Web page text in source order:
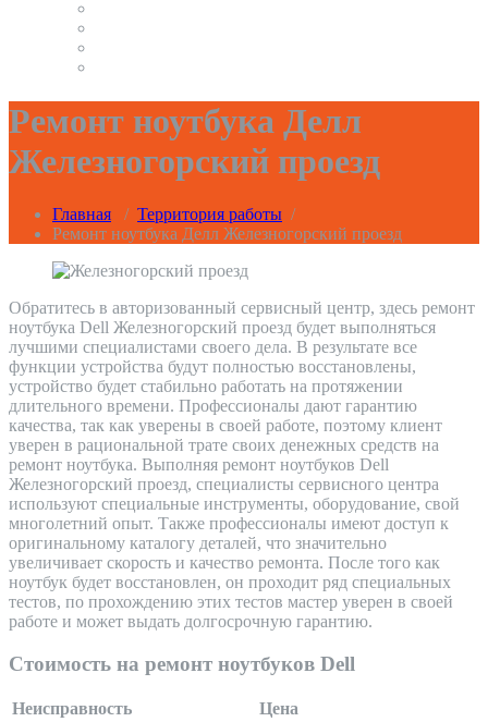
Ремонт ноутбука Делл
Железногорский проезд
Главная / Территория работы /
Ремонт ноутбука Делл Железногорский проезд
Обратитесь в авторизованный сервисный центр, здесь ремонт
ноутбука Dell Железногорский проезд будет выполняться
лучшими специалистами своего дела. В результате все
функции устройства будут полностью восстановлены,
устройство будет стабильно работать на протяжении
длительного времени. Профессионалы дают гарантию
качества, так как уверены в своей работе, поэтому клиент
уверен в рациональной трате своих денежных средств на
ремонт ноутбука. Выполняя ремонт ноутбуков Dell
Железногорский проезд, специалисты сервисного центра
используют специальные инструменты, оборудование, свой
многолетний опыт. Также профессионалы имеют доступ к
оригинальному каталогу деталей, что значительно
увеличивает скорость и качество ремонта. После того как
ноутбук будет восстановлен, он проходит ряд специальных
тестов, по прохождению этих тестов мастер уверен в своей
работе и может выдать долгосрочную гарантию.
Стоимость на ремонт ноутбуков Dell
Неисправность
Цена